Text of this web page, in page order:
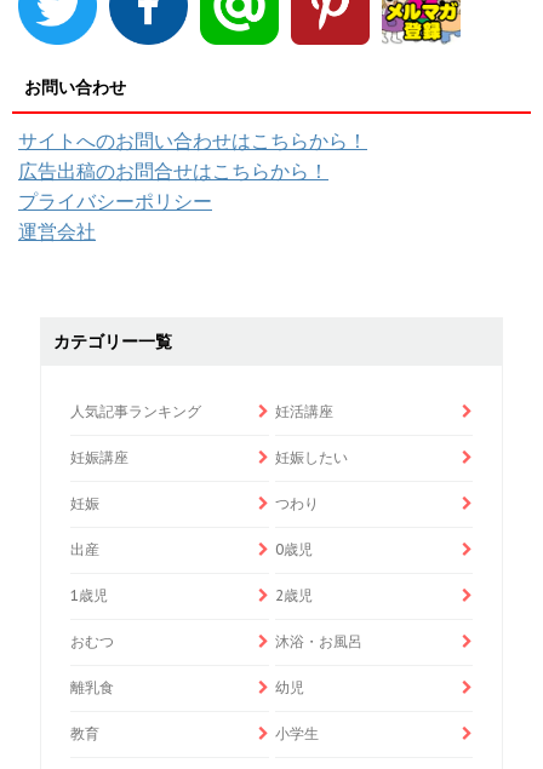
お問い合わせ
サイトへのお問い合わせはこちらから！
広告出稿のお問合せはこちらから！
プライバシーポリシー
運営会社
カテゴリー一覧
人気記事ランキング 妊活講座
妊娠講座 妊娠したい
妊娠 つわり
出産 0歳児
1歳児 2歳児
おむつ 沐浴・お風呂
離乳食 幼児
教育 小学生